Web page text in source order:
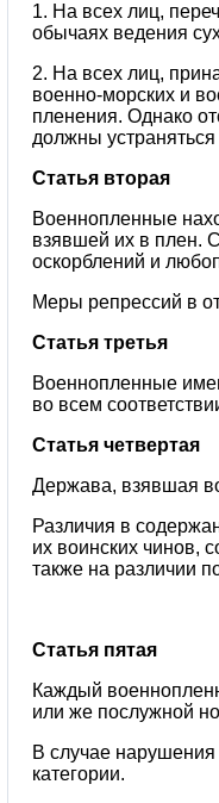
1. На всех лиц,
обычаях ведения
2. На всех лиц,
военно-морских и
пленения. Однако
должны
Статья вторая
Военнопленные
взявшей их в плен.
оскорблений и
Меры репрессий в
Статья третья
Военнопленные
во всем
Статья четвертая
Держава, взявшая
Различия в
их воинских чинов,
также на различии
Статья пятая
Каждый
или же послужной
В случае
категории.